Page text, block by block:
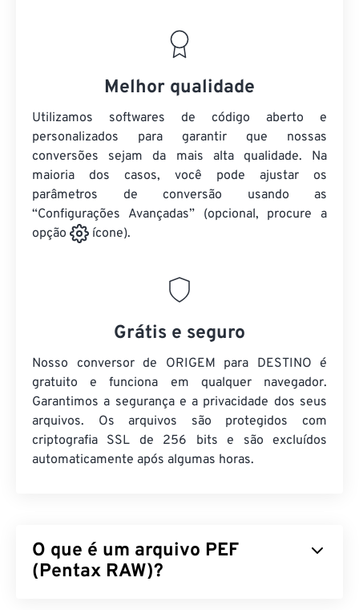
Melhor qualidade
Utilizamos softwares de código aberto e
personalizados para garantir que nossas
conversões sejam da mais alta qualidade. Na
maioria dos casos, você pode ajustar os
parâmetros de conversão usando as
“Configurações Avançadas” (opcional, procure a
opção
ícone).
Grátis e seguro
Nosso conversor de ORIGEM para DESTINO é
gratuito e funciona em qualquer navegador.
Garantimos a segurança e a privacidade dos seus
arquivos. Os arquivos são protegidos com
criptografia SSL de 256 bits e são excluídos
automaticamente após algumas horas.
O que é um arquivo PEF
(Pentax RAW)?